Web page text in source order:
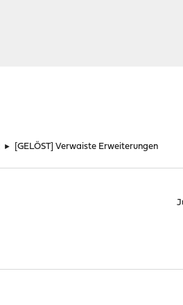
► [GELÖST] Verwaiste Erweiterungen